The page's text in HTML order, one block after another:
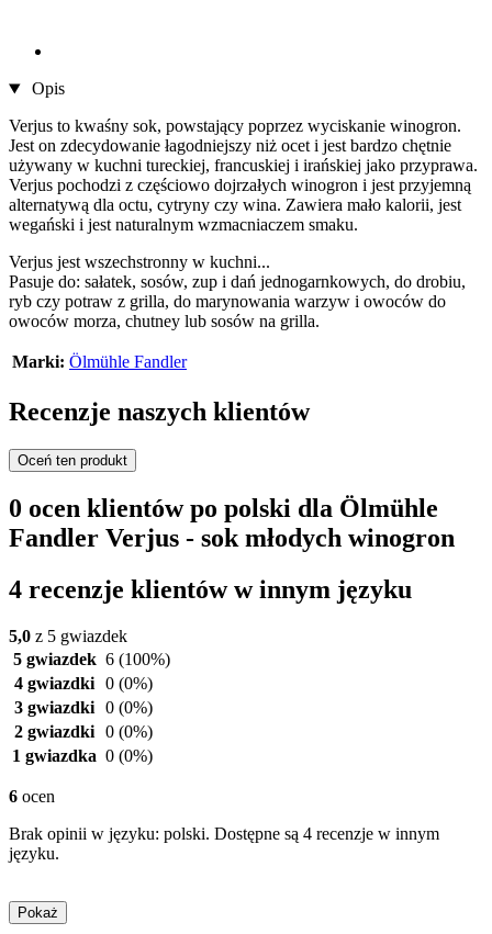
Opis
Verjus to kwaśny sok, powstający poprzez wyciskanie winogron.
Jest on zdecydowanie łagodniejszy niż ocet i jest bardzo chętnie
używany w kuchni tureckiej, francuskiej i irańskiej jako przyprawa.
Verjus pochodzi z częściowo dojrzałych winogron i jest przyjemną
alternatywą dla octu, cytryny czy wina. Zawiera mało kalorii, jest
wegański i jest naturalnym wzmacniaczem smaku.
Verjus jest wszechstronny w kuchni...
Pasuje do: sałatek, sosów, zup i dań jednogarnkowych, do drobiu,
ryb czy potraw z grilla, do marynowania warzyw i owoców do
owoców morza, chutney lub sosów na grilla.
Marki: Ölmühle Fandler
Recenzje naszych klientów
Oceń ten produkt
0 ocen klientów po polski dla Ölmühle
Fandler Verjus - sok młodych winogron
4 recenzje klientów w innym języku
5,0 z 5 gwiazdek
5 gwiazdek 6 (100%)
4 gwiazdki 0 (0%)
3 gwiazdki 0 (0%)
2 gwiazdki 0 (0%)
1 gwiazdka 0 (0%)
6 ocen
Brak opinii w języku: polski. Dostępne są 4 recenzje w innym
języku.
Pokaż